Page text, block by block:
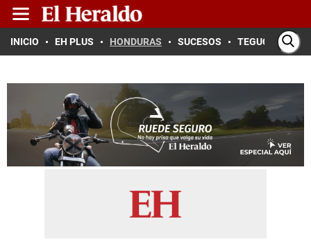
INICIO EH PLUS HONDURAS SUCESOS TEGUCIGALPA